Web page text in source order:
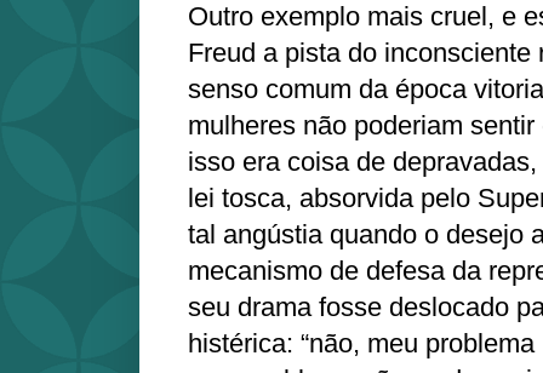
Outro exemplo mais cruel, e
Freud a pista do inconsciente
senso comum da época
mulheres não poderiam
isso era coisa de
lei tosca, absorvida pelo
tal angústia quando o desejo
mecanismo de defesa da
seu drama fosse deslocado
histérica: “não, meu